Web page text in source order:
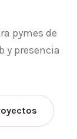
pymes de
y presencia